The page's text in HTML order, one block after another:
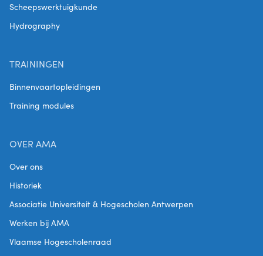
Scheepswerktuigkunde
Hydrography
TRAININGEN
Binnenvaartopleidingen
Training modules
OVER AMA
Over ons
Historiek
Associatie Universiteit & Hogescholen Antwerpen
Werken bij AMA
Vlaamse Hogescholenraad